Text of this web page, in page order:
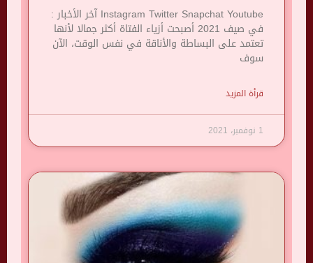
Instagram Twitter Snapchat Youtube آخر الأخبار :
في صيف 2021 أصبحت أزياء الفتاة أكثر جمالا لأنها
تعتمد على البساطة والأناقة في نفس الوقت، الآن
سوف
قرأة المزيد
1 نوفمبر، 2021